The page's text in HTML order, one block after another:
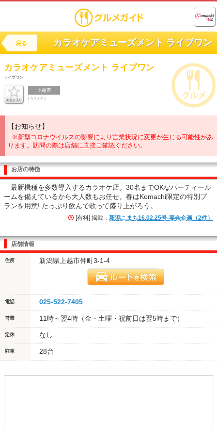
戻る カラオケアミューズメント ライブワン
カラオケアミューズメント ライブワン
ライブワン
上越市
[ カラオケ ]
【お知らせ】
※新型コロナウイルスの影響により営業状況に変更が生じる可能性があ
ります。訪問の際は店舗に直接ご確認ください。
お店の特徴
最新機種を多数導入するカラオケ店。30名までOKなパーティール
ームを備えているから大人数もお任せ。春はKomachi限定の特別プ
ランを用意! たっぷり飲んで歌って盛り上がろう。
[有料] 掲載： 新潟こまち16.02.25号-宴会企画（2件）
店舗情報
住所 新潟県上越市仲町3-1-4
電話 025-522-7405
営業 11時～翌4時（金・土曜・祝前日は翌5時まで）
定休 なし
駐車 28台